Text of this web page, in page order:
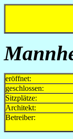
eröffnet:
geschlossen:
Sitzplätze:
Architekt:
Betreiber: